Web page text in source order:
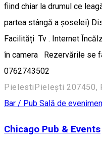
fiind chiar la drumul ce
partea stângă a șoselei)
Facilități Tv . Internet
în camera Rezervările se
0762743502
PielestiPielești 207450,
Bar / Pub Sală de
Chicago Pub & Events